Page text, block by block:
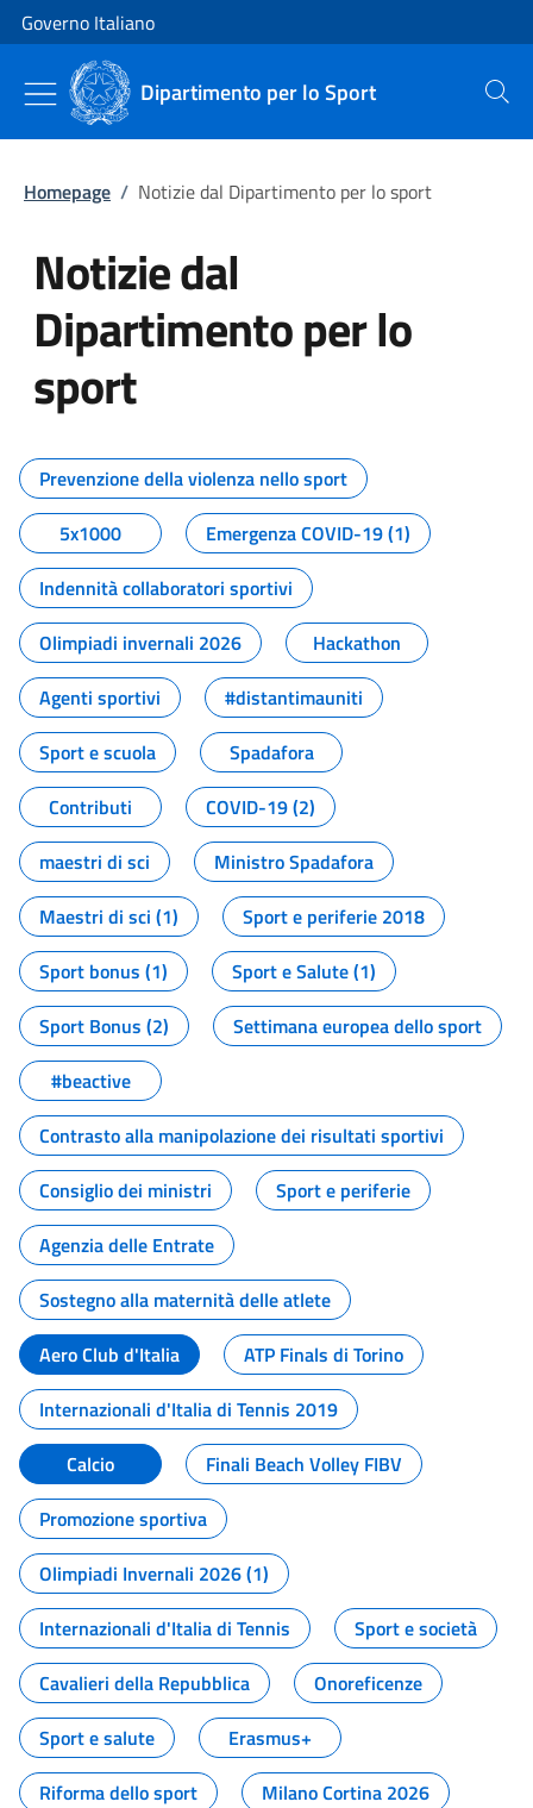
Vai al contenuto
Vai alla navigazione del sito
Governo Italiano
Dipartimento per lo Sport Cerca
Homepage / Notizie dal Dipartimento per lo sport
Notizie dal
Dipartimento per lo
sport
Tutti i contenuti della pagina
Prevenzione della violenza nello sport
5x1000
Emergenza COVID-19 (1)
Indennità collaboratori sportivi
Olimpiadi invernali 2026
Hackathon
Agenti sportivi
#distantimauniti
Sport e scuola
Spadafora
Contributi
COVID-19 (2)
maestri di sci
Ministro Spadafora
Maestri di sci (1)
Sport e periferie 2018
Sport bonus (1)
Sport e Salute (1)
Sport Bonus (2)
Settimana europea dello sport
#beactive
Contrasto alla manipolazione dei risultati sportivi
Consiglio dei ministri
Sport e periferie
Agenzia delle Entrate
Sostegno alla maternità delle atlete
Aero Club d'Italia
ATP Finals di Torino
Internazionali d'Italia di Tennis 2019
Calcio
Finali Beach Volley FIBV
Promozione sportiva
Olimpiadi Invernali 2026 (1)
Internazionali d'Italia di Tennis
Sport e società
Cavalieri della Repubblica
Onoreficenze
Sport e salute
Erasmus+
Riforma dello sport
Milano Cortina 2026